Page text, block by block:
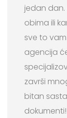
jedan
obima ili
sve to
agencija
završi
bitan
dokumenti!